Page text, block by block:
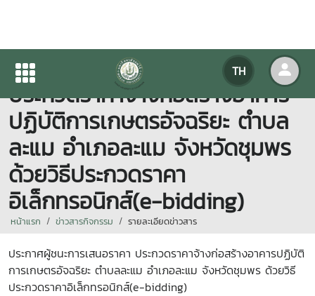
TH
ประกาศผู้ชนะการเสนอราคา
ประกวดราคาจ้างก่อสร้างอาคาร
ปฏิบัติการเกษตรอัจฉริยะ ตำบล
ละแม อำเภอละแม จังหวัดชุมพร
ด้วยวิธีประกวดราคา
อิเล็กทรอนิกส์(e-bidding)
หน้าแรก ข่าวสารกิจกรรม รายละเอียดข่าวสาร
ประกาศผู้ชนะการเสนอราคา ประกวดราคาจ้างก่อสร้างอาคารปฏิบัติ
การเกษตรอัจฉริยะ ตำบลละแม อำเภอละแม จังหวัดชุมพร ด้วยวิธี
ประกวดราคาอิเล็กทรอนิกส์(e-bidding)